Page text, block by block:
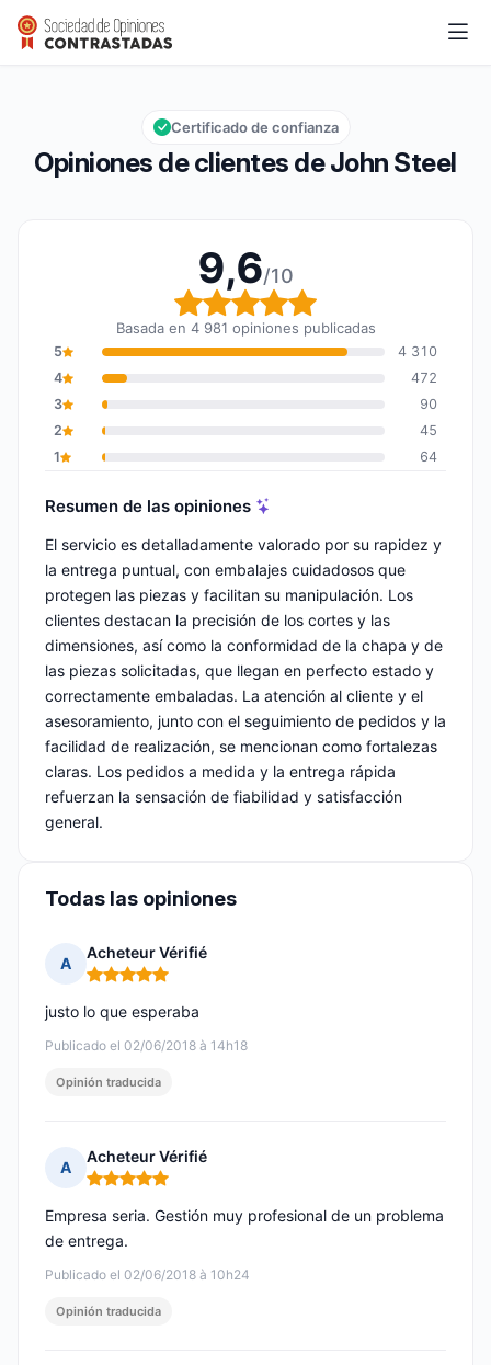
John Steel
Calificación global: 9,6 de 10
9,6/10
Opiniones de clientes de John Steel
Certificado de confianza
9,6/10
Calificación global: 9,6
Basada en 4 981 opiniones publicadas
5
4 310
4
472
3
90
2
45
1
64
Resumen de las opiniones
El servicio es detalladamente valorado por su rapidez y
la entrega puntual, con embalajes cuidadosos que
protegen las piezas y facilitan su manipulación. Los
clientes destacan la precisión de los cortes y las
dimensiones, así como la conformidad de la chapa y de
las piezas solicitadas, que llegan en perfecto estado y
correctamente embaladas. La atención al cliente y el
asesoramiento, junto con el seguimiento de pedidos y la
facilidad de realización, se mencionan como fortalezas
claras. Los pedidos a medida y la entrega rápida
refuerzan la sensación de fiabilidad y satisfacción
general.
Todas las opiniones
A
Acheteur Vérifié
Nota: 5 de 5
Publicado el 02/06/2018 à 14h18
justo lo que esperaba
Opinión traducida
A
Acheteur Vérifié
Nota: 5 de 5
Publicado el 02/06/2018 à 10h24
Empresa seria. Gestión muy profesional de un problema
de entrega.
Opinión traducida